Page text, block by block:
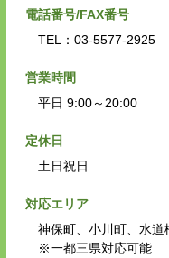
電話番号/FAX番号
TEL：03-5577-2925
営業時間
平日 9:00～20:00
定休日
土日祝日
対応エリア
神保町、小川町、水
※一都三県対応可能